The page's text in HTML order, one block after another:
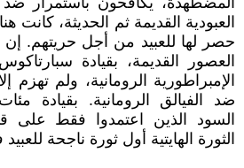
العبودية القديمة ثم الحديثة،
حصر لها للعبيد من أجل حريتهم. إن
العصور القديمة، بقيادة
الإمبراطورية الرومانية، ولم تهزم
ضد الفيالق الرومانية. بقيادة
السود الذين اعتمدوا فقط على
الثورة الهايتية أول ثورة ناجحة